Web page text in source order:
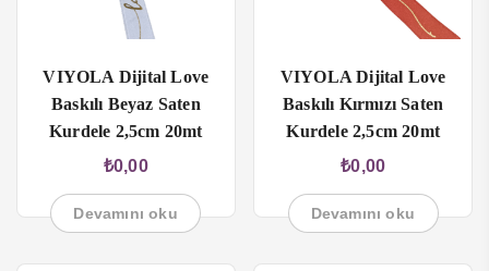
VIYOLA Dijital Love
Baskılı Beyaz Saten
Kurdele 2,5cm 20mt
₺0,00
Devamını oku
VIYOLA Dijital Love
Baskılı Kırmızı Saten
Kurdele 2,5cm 20mt
₺0,00
Devamını oku